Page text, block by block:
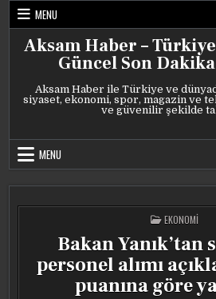
Skip
content
MENU
Aksam Haber –
Güncel Son
Aksam Haber ile Türkiye ve
siyaset, ekonomi, spor, magazin ve
ve güvenilir şekilde
MENU
POSTED
IN
EKONOMI
Bakan Yanık’tan
personel alımı
puanına göre